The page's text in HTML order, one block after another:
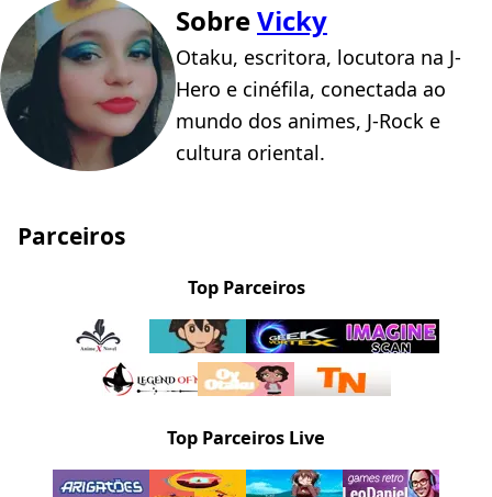
SobreVicky
Otaku, escritora, locutora na J-
Hero e cinéfila, conectada ao
mundo dos animes, J-Rock e
cultura oriental.
Parceiros
Top Parceiros
Top Parceiros Live